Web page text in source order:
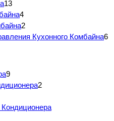
13
4
2
Кухонного Комбайна6
9
2
Кондиционера